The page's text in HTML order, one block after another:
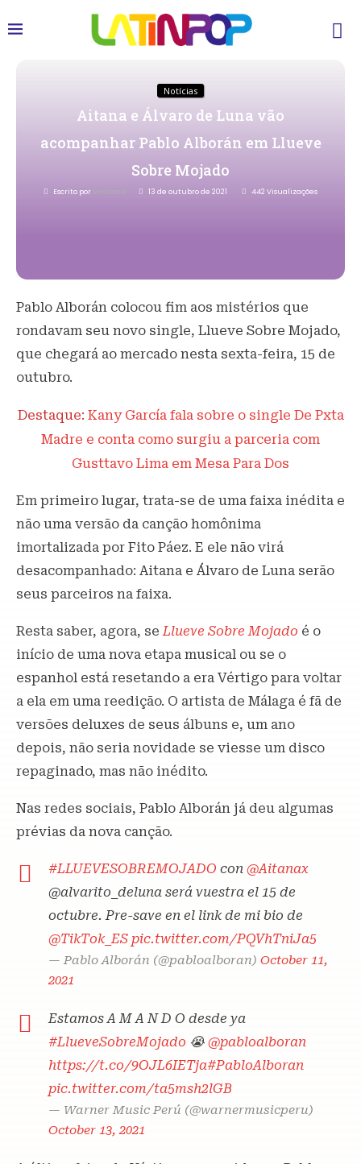
Notícias
Aitana e Álvaro de Luna vão
acompanhar Pablo Alborán em Llueve
Sobre Mojado
Escrito por 13 de outubro de 2021 442 Visualizações
Pablo Alborán colocou fim aos mistérios que
rondavam seu novo single, Llueve Sobre Mojado,
que chegará ao mercado nesta sexta-feira, 15 de
outubro.
Destaque: Kany García fala sobre o single De Pxta
Madre e conta como surgiu a parceria com
Gusttavo Lima em Mesa Para Dos
Em primeiro lugar, trata-se de uma faixa inédita e
não uma versão da canção homônima
imortalizada por Fito Páez. E ele não virá
desacompanhado: Aitana e Álvaro de Luna serão
seus parceiros na faixa.
Resta saber, agora, se Llueve Sobre Mojado é o
início de uma nova etapa musical ou se o
espanhol está resetando a era Vértigo para voltar
a ela em uma reedição. O artista de Málaga é fã de
versões deluxes de seus álbuns e, um ano
depois, não seria novidade se viesse um disco
repaginado, mas não inédito.
Nas redes sociais, Pablo Alborán já deu algumas
prévias da nova canção.
#LLUEVESOBREMOJADO con @Aitanax
@alvarito_deluna será vuestra el 15 de
octubre. Pre-save en el link de mi bio de
@TikTok_ES pic.twitter.com/PQVhTniJa5
— Pablo Alborán (@pabloalboran) October 11,
2021
Estamos A M A N D O desde ya
#LlueveSobreMojado 😭 @pabloalboran
https://t.co/9OJL6IETja#PabloAlboran
pic.twitter.com/ta5msh2lGB
— Warner Music Perú (@warnermusicperu)
October 13, 2021